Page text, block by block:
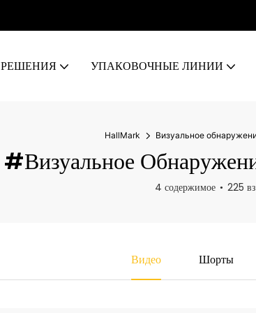
РЕШЕНИЯ УПАКОВОЧНЫЕ ЛИНИИ
HallMark Визуальное
#Визуальное
4 содержимое 225
Видео Шорты